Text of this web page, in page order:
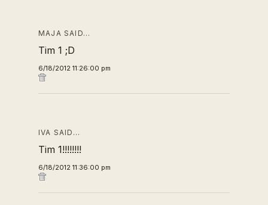
MAJA SAID…
Tim 1 ;D
6/18/2012 11:26:00 pm
IVA SAID…
Tim 1!!!!!!!!
6/18/2012 11:36:00 pm